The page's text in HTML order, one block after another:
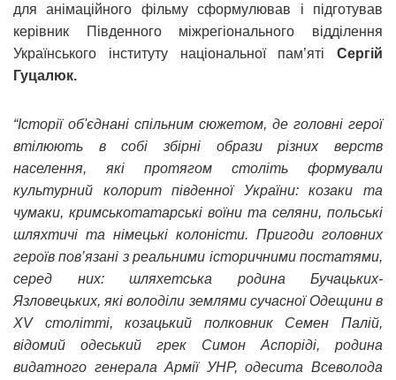
для анімаційного фільму сформулював і підготував
керівник Південного міжрегіонального відділення
Українського інституту національної пам’яті Сергій
Гуцалюк.
“Історії об'єднані спільним сюжетом, де головні герої
втілюють в собі збірні образи різних верств
населення, які протягом століть формували
культурний колорит південної України: козаки та
чумаки, кримськотатарські воїни та селяни, польські
шляхтичі та німецькі колоністи. Пригоди головних
героїв пов’язані з реальними історичними постатями,
серед них: шляхетська родина Бучацьких-
Язловецьких, які володіли землями сучасної Одещини в
XV столітті, козацький полковник Семен Палій,
відомий одеський грек Симон Аспоріді, родина
видатного генерала Армії УНР, одесита Всеволода